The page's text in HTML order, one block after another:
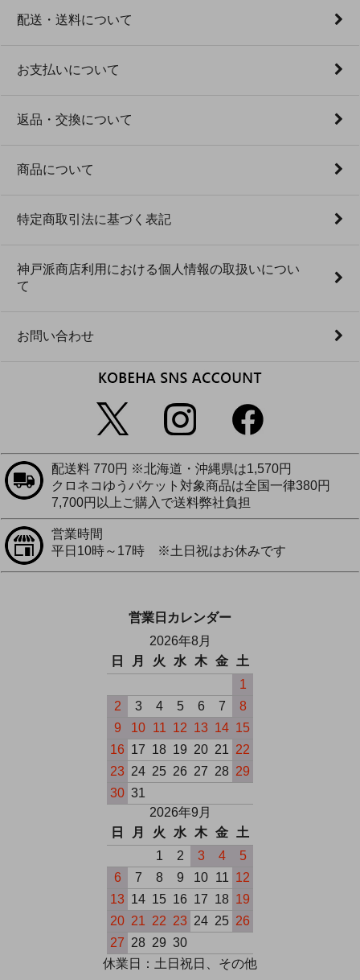
配送・送料について
お支払いについて
返品・交換について
商品について
特定商取引法に基づく表記
神戸派商店利用における個人情報の取扱いについ
て
お問い合わせ
配送料 770円 ※北海道・沖縄県は1,570円
クロネコゆうパケット対象商品は全国一律380円
7,700円以上ご購入で送料弊社負担
営業時間
平日10時～17時 ※土日祝はお休みです
営業日カレンダー
2026年8月
日
月 火 水 木 金
土
1
2
3 4 5 6 7
8
9
10 11 12 13 14 15
16 17 18 19 20 21 22
23 24 25 26 27 28 29
30 31
2026年9月
日
月 火 水 木 金
土
1
2 3 4
5
6
7 8 9 10 11 12
13 14 15 16 17 18 19
20 21 22 23 24 25 26
27 28 29 30
休業日：土日祝日、その他